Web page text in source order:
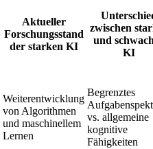
Aktueller
Forschungsstand
der starken KI
zwischen
und
KI
Weiterentwicklung
von Algorithmen
und maschinellem
Lernen
Begrenztes
vs. allgemeine
kognitive
Fähigkeiten